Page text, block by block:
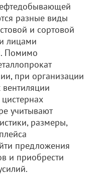
разные виды
и сортовой
лицами
Помимо
при организации
учитывают
размеры,
предложения
и приобрести